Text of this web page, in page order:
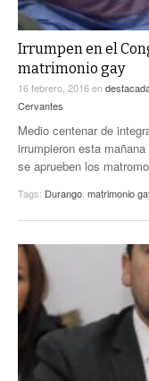
Irrumpen en el
matrimonio gay
16 febrero, 2016en
Cervantes
Medio centenar de
irrumpieron esta
se aprueben los
Tags: Durango matrimonio